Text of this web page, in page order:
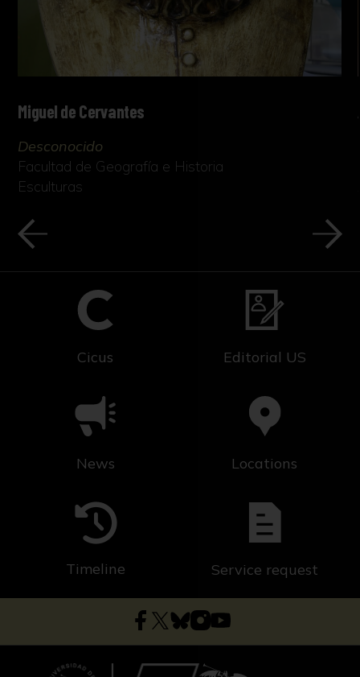
Miguel de Cervantes
Desconocido
Facultad de Geografía e Historia
Esculturas
Cicus Editorial US
News Locations
Timeline Service request